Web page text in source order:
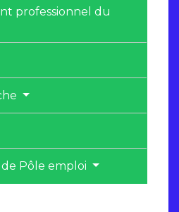
professionnel du
de Pôle emploi